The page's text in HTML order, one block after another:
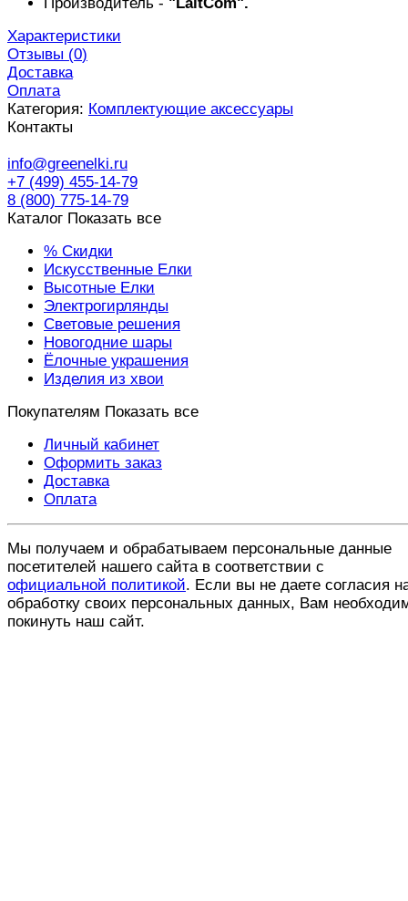
Характеристики
Отзывы (0)
Доставка
Оплата
Категория: Комплектующие аксессуары
Контакты
info@greenelki.ru
+7 (499) 455-14-79
8 (800) 775-14-79
Каталог Показать все
% Скидки
Искусственные Елки
Высотные Елки
Электрогирлянды
Световые решения
Новогодние шары
Ёлочные украшения
Изделия из хвои
Покупателям Показать все
Личный кабинет
Оформить заказ
Доставка
Оплата
Мы получаем и обрабатываем персональные данные
посетителей нашего сайта в соответствии с
официальной политикой. Если вы не даете согласия
обработку своих персональных данных, Вам
покинуть наш сайт.